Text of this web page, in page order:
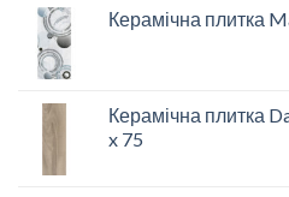
Керамічна плитка
Керамічна плитка
x 75